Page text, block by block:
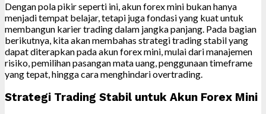
Dengan pola pikir seperti ini, akun forex mini bukan hanya
menjadi tempat belajar, tetapi juga fondasi yang kuat untuk
membangun karier trading dalam jangka panjang. Pada bagian
berikutnya, kita akan membahas strategi trading stabil yang
dapat diterapkan pada akun forex mini, mulai dari manajemen
risiko, pemilihan pasangan mata uang, penggunaan timeframe
yang tepat, hingga cara menghindari overtrading.
Strategi Trading Stabil untuk Akun Forex Mini